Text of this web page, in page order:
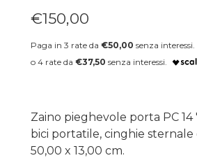
Prezzo regolare
€150,00
Paga in 3 rate da €50,00 senza interessi.
o 4 rate da €37,50 senza interessi.
Zaino pieghevole porta PC
bici portatile, cinghie sternale
50,00 x 13,00 cm.